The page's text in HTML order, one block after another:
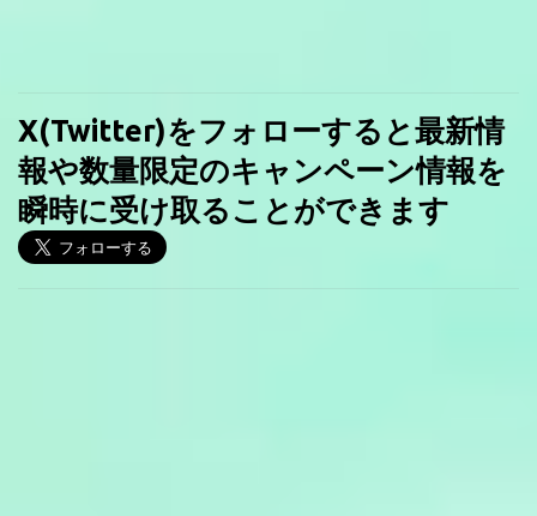
X(Twitter)をフォローすると最新情
報や数量限定のキャンペーン情報を
瞬時に受け取ることができます